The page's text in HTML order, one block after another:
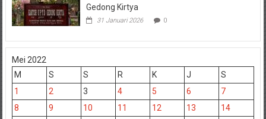
Gedong Kirtya
31 Januari 2026 0
Mei 2022
M
S S R K J
S
1
2 3 4 5 6
7
8
9 10 11 12 13 14